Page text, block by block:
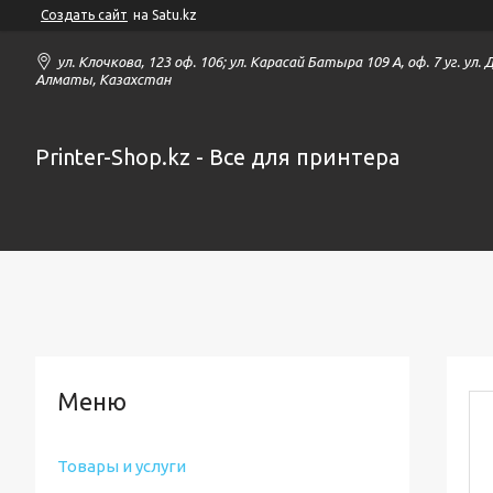
Создать сайт на Satu.kz
ул. Клочкова, 123 оф. 106; ул. Карасай Батыра 109 А, оф. 7 уг. ул.
Алматы, Казахстан
Printer-Shop.kz - Все для принтера
Товары и услуги